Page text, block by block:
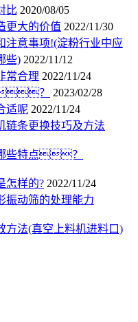
比 2020/08/05
更大的价值 2022/11/30
注意事项!(淀粉行业中应
些) 2022/11/12
常合理 2022/11/24
？
2023/02/28
适呢 2022/11/24
条更换技巧及方法
些特点？
怎样的? 2022/11/24
振动筛的处理能力
方法(真空上料机进料口)